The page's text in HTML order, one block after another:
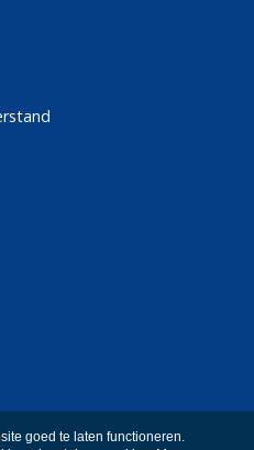
goed te laten functioneren.